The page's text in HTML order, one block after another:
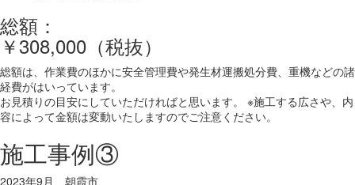
総額：
￥308,000（税抜）
総額は、作業費のほかに安全管理費や発生材運搬処分費、重機などの諸
経費がはいっています。
お見積りの目安にしていただければと思います。 ※施工する広さや、内
容によって金額は変動いたしますのでご注意ください。
施工事例③
2023年9月 朝霞市